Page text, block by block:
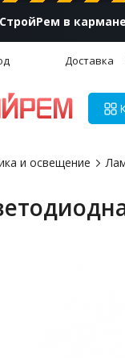
в
Доставка
и освещение